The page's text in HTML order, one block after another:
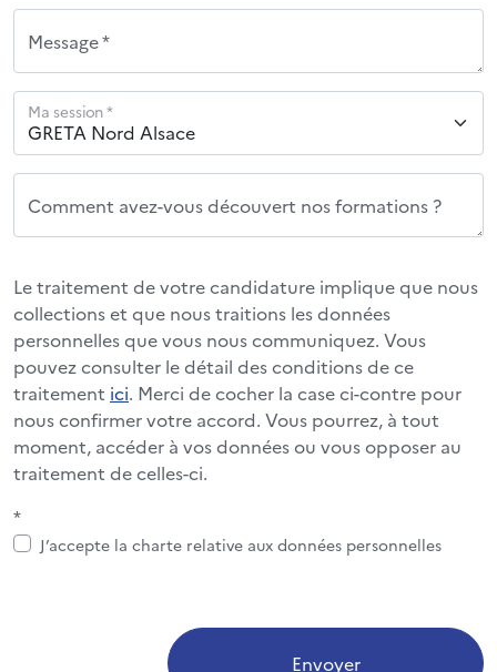
Message *
Ma session *
Comment avez-vous découvert nos formations ?
Le traitement de votre candidature implique que nous
collections et que nous traitions les données
personnelles que vous nous communiquez. Vous
pouvez consulter le détail des conditions de ce
traitement ici. Merci de cocher la case ci-contre pour
nous confirmer votre accord. Vous pourrez, à tout
moment, accéder à vos données ou vous opposer au
traitement de celles-ci.
*
J’accepte la charte relative aux données personnelles
Envoyer